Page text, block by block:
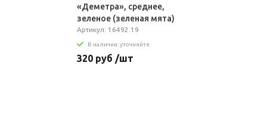
«Деметра», среднее,
зеленое (зеленая мята)
Артикул: 16492.19
В наличии: уточняйте
320 руб /шт